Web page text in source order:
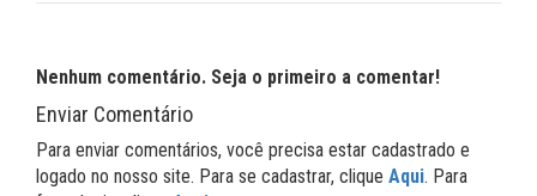
Nenhum comentário. Seja o primeiro a comentar!
Enviar Comentário
Para enviar comentários, você precisa estar cadastrado e
logado no nosso site. Para se cadastrar, clique Aqui. Para